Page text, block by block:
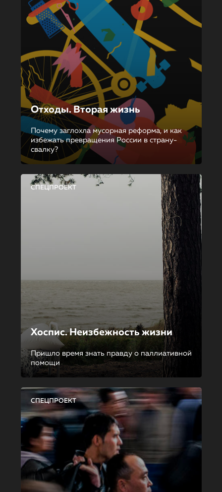
Отходы. Вторая жизнь
Почему заглохла мусорная реформа, и как
избежать превращения России в страну-
свалку?
СПЕЦПРОЕКТ
Хоспис. Неизбежность жизни
Пришло время знать правду о паллиативной
помощи
СПЕЦПРОЕКТ